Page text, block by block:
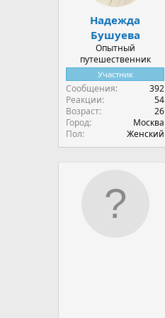
Надежда
Бушуева
Опытный
путешественник
Участник
Сообщения
392
Реакции
54
Возраст
26
Город
Москва
Пол
Женский